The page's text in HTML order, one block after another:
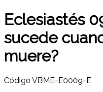
Eclesiastés
sucede
muere?
Código VBME-E0009-E